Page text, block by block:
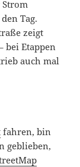
Tag.
zeigt
bei Etappen
auch mal
fahren, bin
geblieben,